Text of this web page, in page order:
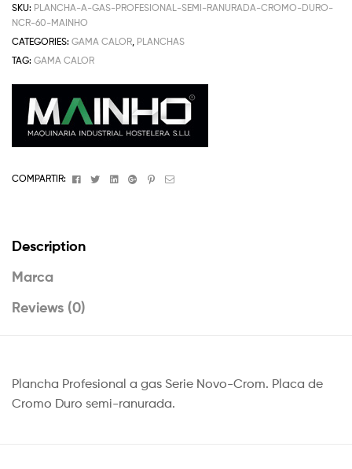
SKU: PLANCHA-A-GAS-PROFESIONAL-SEMI-RANURADA-CROMO-DURO-
NCR-60-MAINHO
CATEGORIES: GAMA CALOR PLANCHAS
TAG: GAMA CALOR
COMPARTIR: FacebookTwitterLinkedinGoogle+Pinterest
Email
Description
Marca
Reviews (0)
Plancha Profesional a gas Serie Novo-Crom. Placa de
Cromo Duro semi-ranurada.